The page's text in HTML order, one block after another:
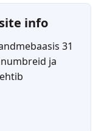
info
31
ja